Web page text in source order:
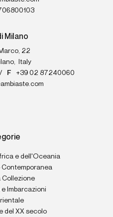
Milano
22
,
Italy
F
+39 02 87240060
e dell'Oceania
Collezione
Imbarcazioni
del XX secolo